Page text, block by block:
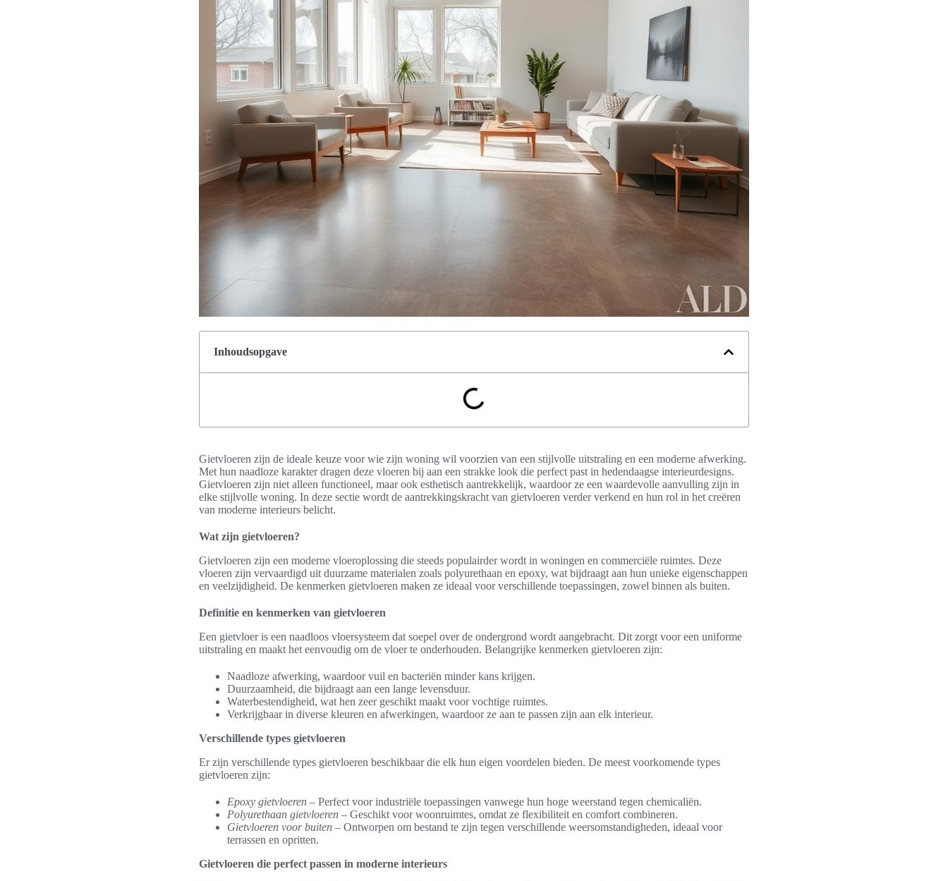
Inhoudsopgave
Gietvloeren zijn de ideale keuze voor wie zijn woning wil voorzien van een stijlvolle uitstraling en een moderne afwerking.
Met hun naadloze karakter dragen deze vloeren bij aan een strakke look die perfect past in hedendaagse interieurdesigns.
Gietvloeren zijn niet alleen functioneel, maar ook esthetisch aantrekkelijk, waardoor ze een waardevolle aanvulling zijn in
elke stijlvolle woning. In deze sectie wordt de aantrekkingskracht van gietvloeren verder verkend en hun rol in het creëren
van moderne interieurs belicht.
Wat zijn gietvloeren?
Gietvloeren zijn een moderne vloeroplossing die steeds populairder wordt in woningen en commerciële ruimtes. Deze
vloeren zijn vervaardigd uit duurzame materialen zoals polyurethaan en epoxy, wat bijdraagt aan hun unieke eigenschappen
en veelzijdigheid. De kenmerken gietvloeren maken ze ideaal voor verschillende toepassingen, zowel binnen als buiten.
Definitie en kenmerken van gietvloeren
Een gietvloer is een naadloos vloersysteem dat soepel over de ondergrond wordt aangebracht. Dit zorgt voor een uniforme
uitstraling en maakt het eenvoudig om de vloer te onderhouden. Belangrijke kenmerken gietvloeren zijn:
Naadloze afwerking, waardoor vuil en bacteriën minder kans krijgen.
Duurzaamheid, die bijdraagt aan een lange levensduur.
Waterbestendigheid, wat hen zeer geschikt maakt voor vochtige ruimtes.
Verkrijgbaar in diverse kleuren en afwerkingen, waardoor ze aan te passen zijn aan elk interieur.
Verschillende types gietvloeren
Er zijn verschillende types gietvloeren beschikbaar die elk hun eigen voordelen bieden. De meest voorkomende types
gietvloeren zijn:
Epoxy gietvloeren – Perfect voor industriële toepassingen vanwege hun hoge weerstand tegen chemicaliën.
Polyurethaan gietvloeren – Geschikt voor woonruimtes, omdat ze flexibiliteit en comfort combineren.
Gietvloeren voor buiten – Ontworpen om bestand te zijn tegen verschillende weersomstandigheden, ideaal voor
terrassen en opritten.
Gietvloeren die perfect passen in moderne interieurs